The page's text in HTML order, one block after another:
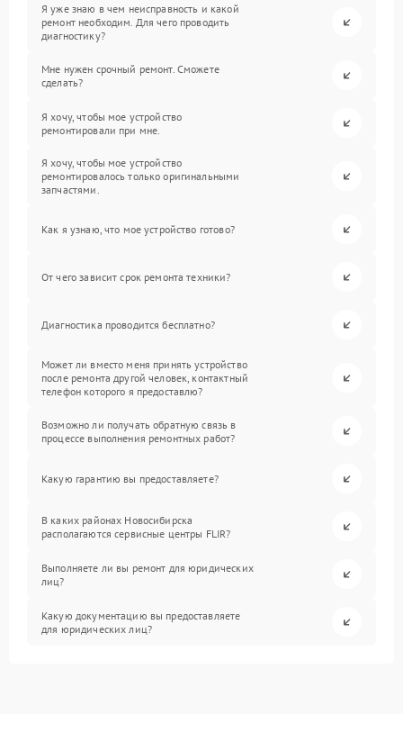
Я уже знаю в чем неисправность и какой
ремонт необходим. Для чего проводить
диагностику?
Мне нужен срочный ремонт. Сможете
сделать?
Я хочу, чтобы мое устройство
ремонтировали при мне.
Я хочу, чтобы мое устройство
ремонтировалось только оригинальными
запчастями.
Как я узнаю, что мое устройство готово?
От чего зависит срок ремонта техники?
Диагностика проводится бесплатно?
Может ли вместо меня принять устройство
после ремонта другой человек, контактный
телефон которого я предоставлю?
Возможно ли получать обратную связь в
процессе выполнения ремонтных работ?
Какую гарантию вы предоставляете?
В каких районах Новосибирска
располагаются сервисные центры FLIR?
Выполняете ли вы ремонт для юридических
лиц?
Какую документацию вы предоставляете
для юридических лиц?